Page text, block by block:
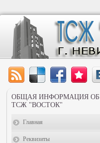
ОБЩАЯ ИНФОРМАЦИЯ ОБ
ТСЖ "ВОСТОК"
Главная
Реквизиты